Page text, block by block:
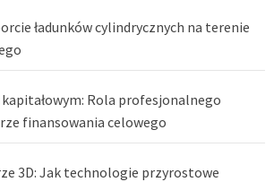
ładunków cylindrycznych na terenie
Rola profesjonalnego
finansowania celowego
3D: Jak technologie przyrostowe